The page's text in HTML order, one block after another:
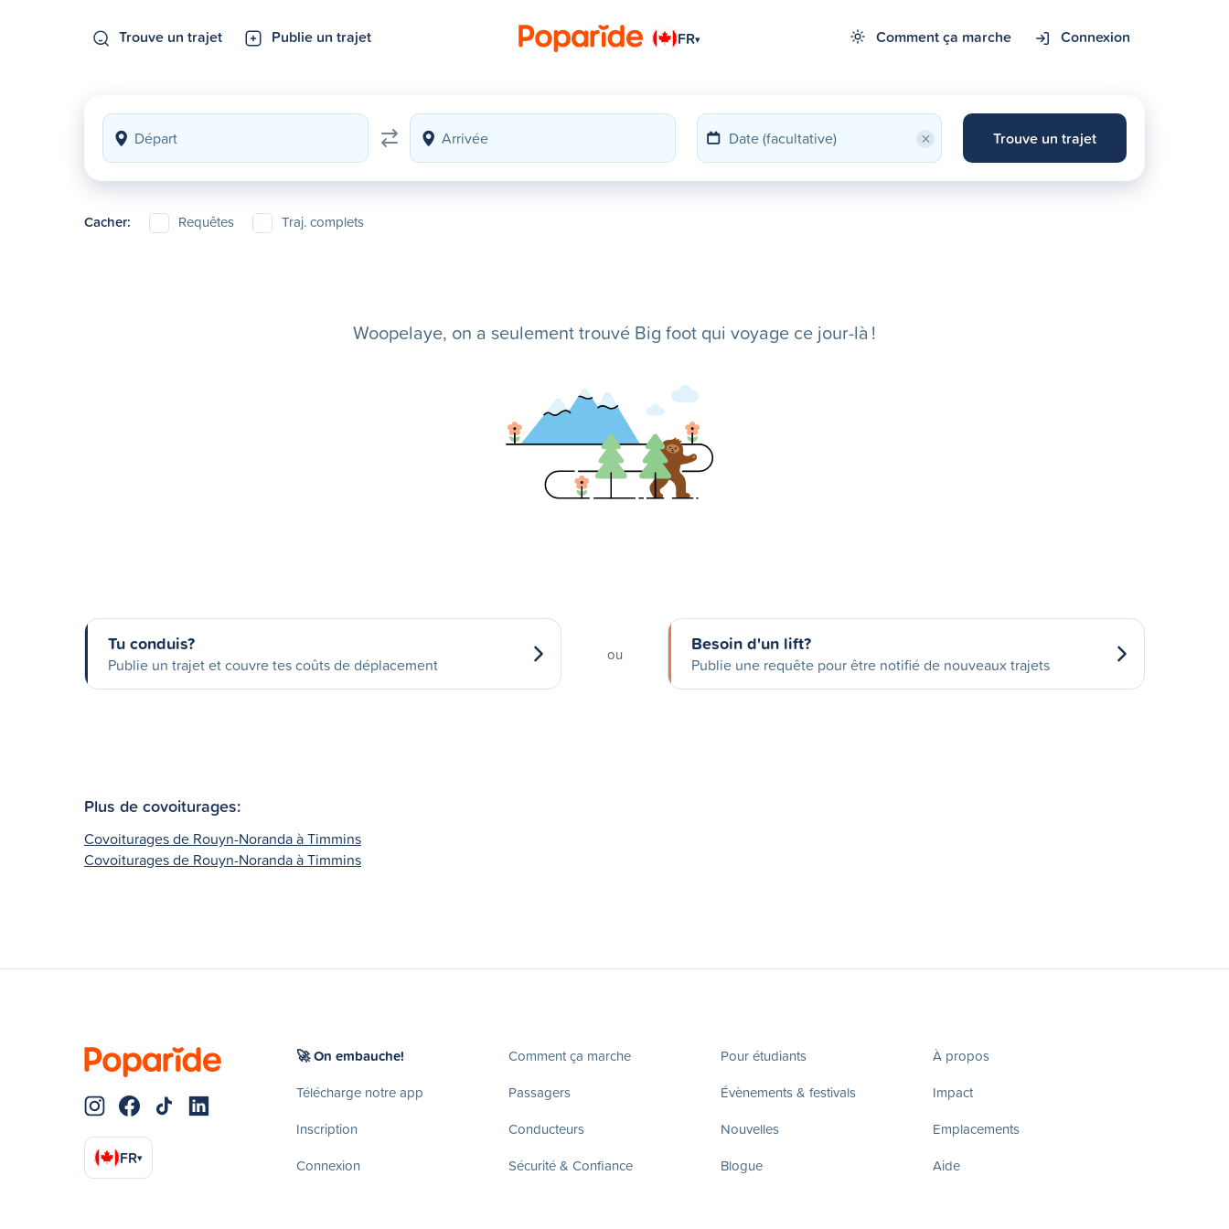
Trouve un trajet Publie un trajet FR▾ Comment ça marche Connexion
× Trouve un trajet
Cacher: Requêtes Traj. complets
Woopelaye, on a seulement trouvé Big foot qui voyage ce jour-là !
Tu conduis?
Publie un trajet et couvre tes coûts de déplacement
ou Besoin d'un lift?
Publie une requête pour être notifié de nouveaux trajets
Plus de covoiturages:
Covoiturages de Rouyn-Noranda à Timmins
Covoiturages de Rouyn-Noranda à Timmins
FR▾
🚀 On embauche!
Télécharge notre app
Inscription
Connexion
Comment ça marche
Passagers
Conducteurs
Sécurité & Confiance
Pour étudiants
Évènements & festivals
Nouvelles
Blogue
À propos
Impact
Emplacements
Aide